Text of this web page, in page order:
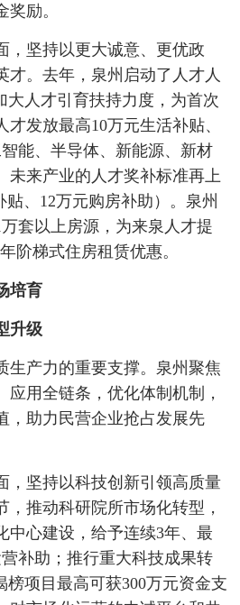
励。
坚持以更大诚意、更优政
才。去年，泉州启动了人才人
大人才引育扶持力度，为首次
发放最高10万元生活补贴、
能、半导体、新能源、新材
未来产业的人才奖补标准再上
贴、12万元购房补助）。泉州
套以上房源，为来泉人才提
阶梯式住房租赁优惠。
培育
升级
生产力的重要支撑。泉州聚焦
应用全链条，优化体制机制，
，助力民营企业抢占发展先
坚持以科技创新引领高质量
，推动科研院所市场化转型，
中心建设，给予连续3年、最
补助；推行重大科技成果转
榜项目最高可获300万元资金支